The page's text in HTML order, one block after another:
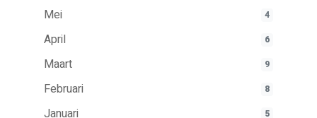
Mei 4
April 6
Maart 9
Februari 8
Januari 5